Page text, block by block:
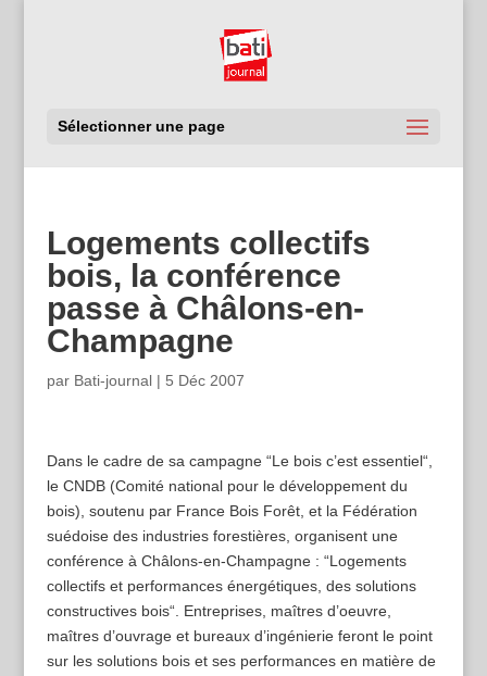
Sélectionner une page
Logements collectifs
bois, la conférence
passe à Châlons-en-
Champagne
par Bati-journal| 5 Déc 2007
Dans le cadre de sa campagne “Le bois c’est essentiel“,
le CNDB (Comité national pour le développement du
bois), soutenu par France Bois Forêt, et la Fédération
suédoise des industries forestières, organisent une
conférence à Châlons-en-Champagne : “Logements
collectifs et performances énergétiques, des solutions
constructives bois“. Entreprises, maîtres d’oeuvre,
maîtres d’ouvrage et bureaux d’ingénierie feront le point
sur les solutions bois et ses performances en matière de